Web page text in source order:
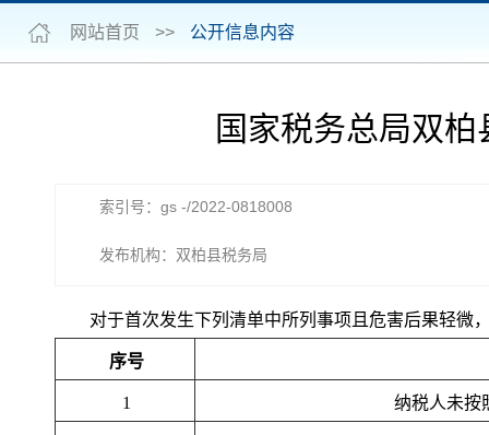
网站首页 >> 公开信息内容
国家税务总局双
索引号：gs -/2022-0818008
发布机构：双柏县税务局
对于首次发生下列清单中所列事项且危害后果轻微
序号
1 纳税人未按